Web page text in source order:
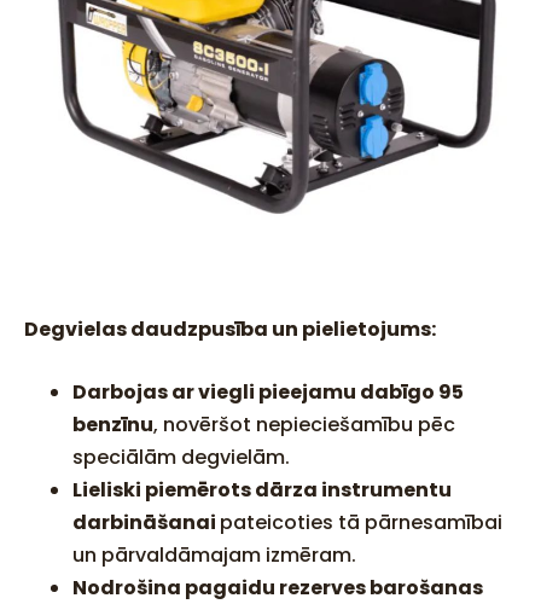
Degvielas daudzpusība un pielietojums:
Darbojas ar viegli pieejamu dabīgo 95
benzīnu, novēršot nepieciešamību pēc
speciālām degvielām.
Lieliski piemērots dārza instrumentu
darbināšanai pateicoties tā pārnesamībai
un pārvaldāmajam izmēram.
Nodrošina pagaidu rezerves barošanas